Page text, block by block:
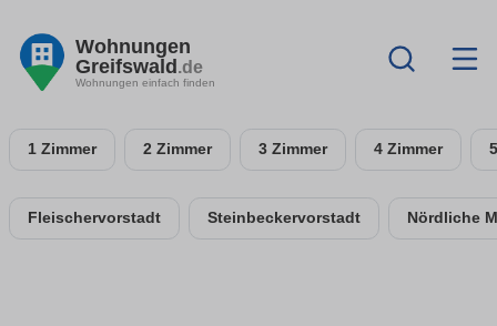
Wohnungen
Greifswald.de
Wohnungen einfach finden
1 Zimmer 2 Zimmer 3 Zimmer 4 Zimmer
Fleischervorstadt Steinbeckervorstadt Nördliche